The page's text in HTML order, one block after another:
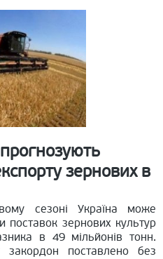
зернових в
сезоні Україна може
поставок зернових культур
в 49 мільйонів тонн.
поставлено без